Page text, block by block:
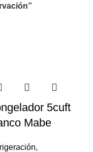
5cuft
Mabe
,